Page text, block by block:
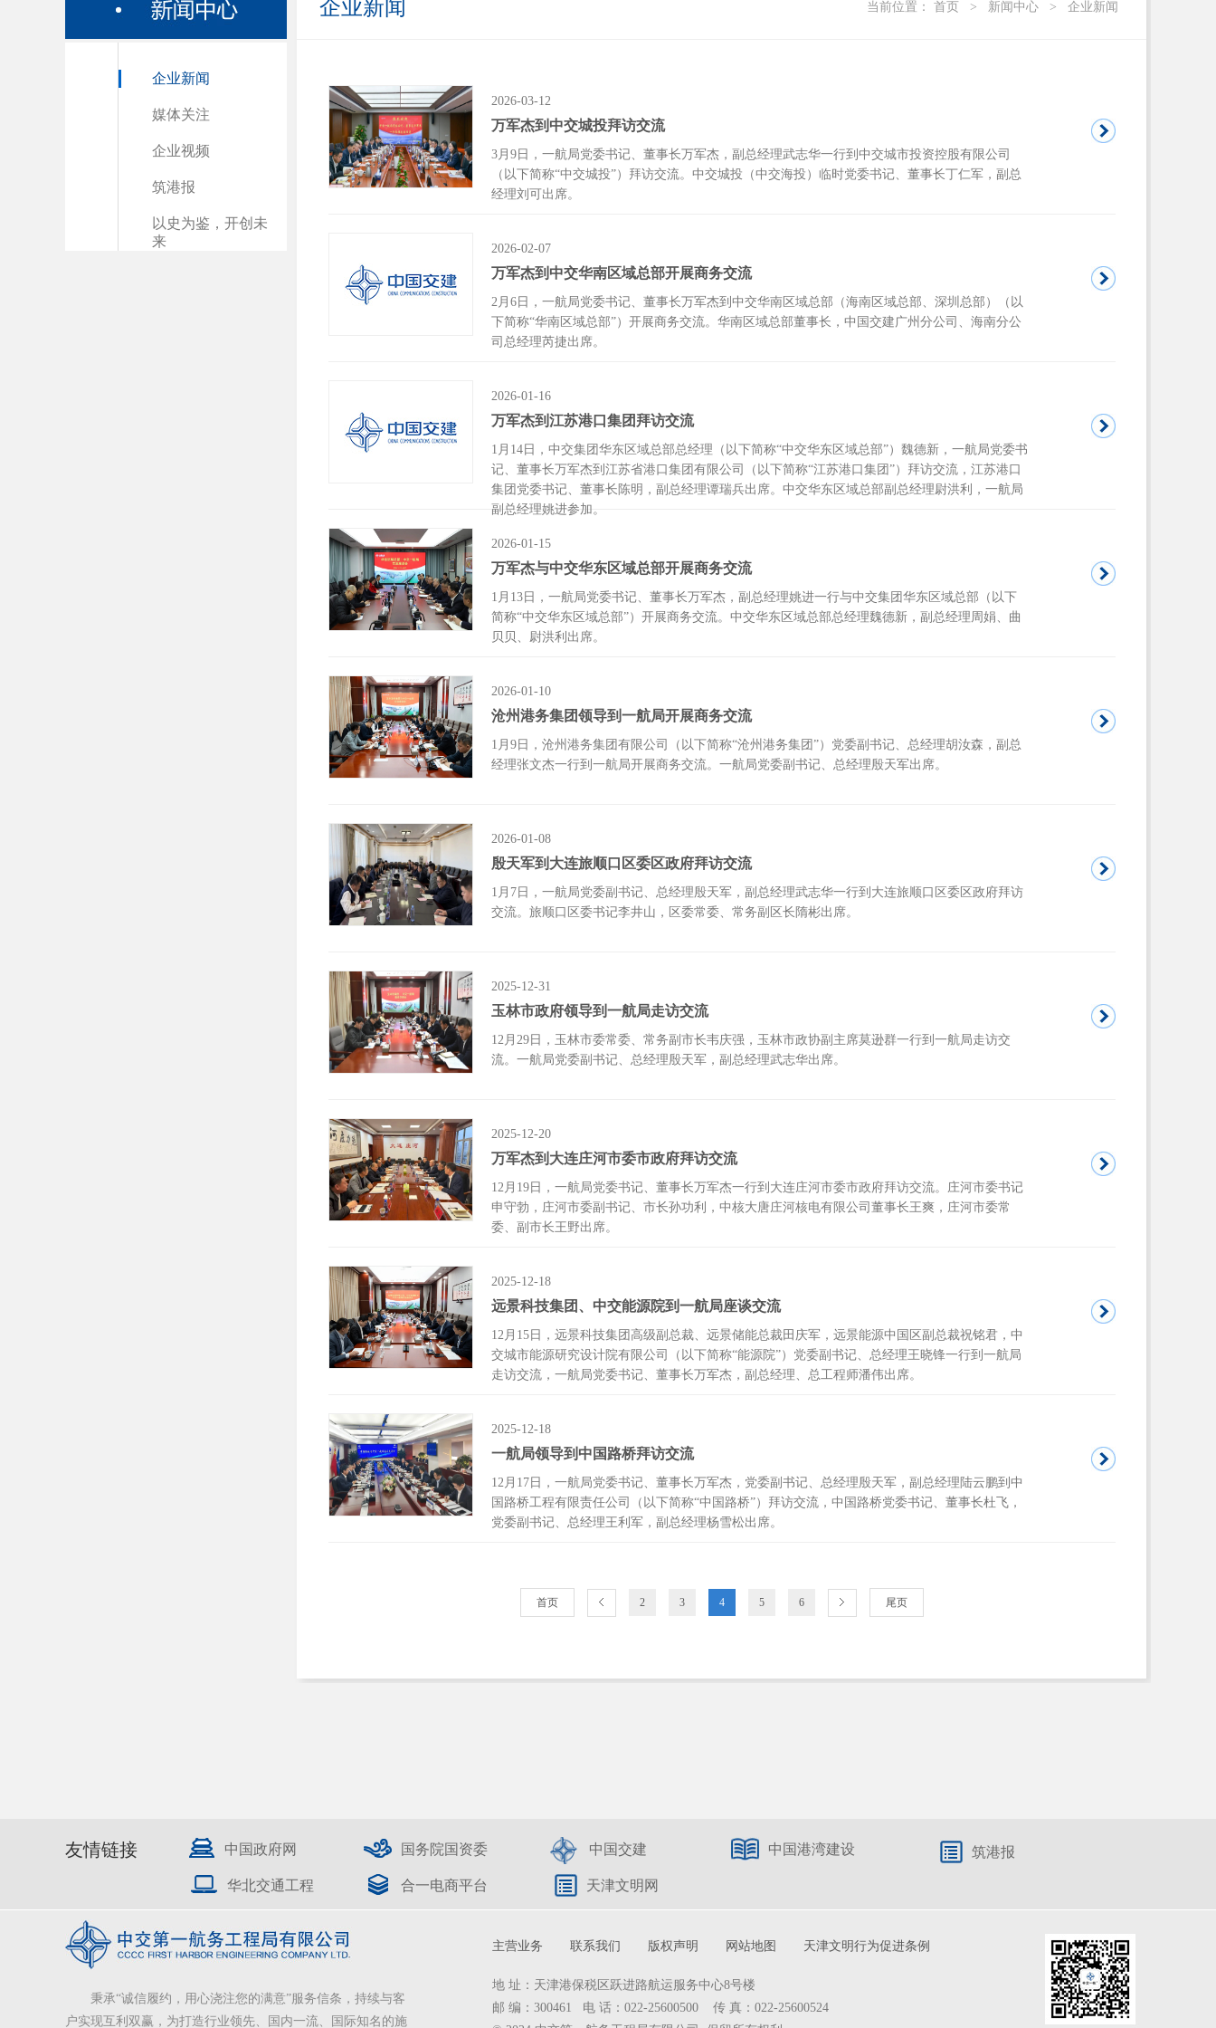
企业新闻
媒体关注
企业视频
筑港报
以史为鉴，开创未
来
企业新闻 当前位置： 首页 > 新闻中心 > 企业新闻
2026-03-12
万军杰到中交城投拜访交流
3月9日，一航局党委书记、董事长万军杰，副总经理武志华一行到中交城市投资控股有限公司
（以下简称“中交城投”）拜访交流。中交城投（中交海投）临时党委书记、董事长丁仁军，副总
经理刘可出席。
2026-02-07
万军杰到中交华南区域总部开展商务交流
2月6日，一航局党委书记、董事长万军杰到中交华南区域总部（海南区域总部、深圳总部）（以
下简称“华南区域总部”）开展商务交流。华南区域总部董事长，中国交建广州分公司、海南分公
司总经理芮捷出席。
2026-01-16
万军杰到江苏港口集团拜访交流
1月14日，中交集团华东区域总部总经理（以下简称“中交华东区域总部”）魏德新，一航局党委书
记、董事长万军杰到江苏省港口集团有限公司（以下简称“江苏港口集团”）拜访交流，江苏港口
集团党委书记、董事长陈明，副总经理谭瑞兵出席。中交华东区域总部副总经理尉洪利，一航局
副总经理姚进参加。
2026-01-15
万军杰与中交华东区域总部开展商务交流
1月13日，一航局党委书记、董事长万军杰，副总经理姚进一行与中交集团华东区域总部（以下
简称“中交华东区域总部”）开展商务交流。中交华东区域总部总经理魏德新，副总经理周娟、曲
贝贝、尉洪利出席。
2026-01-10
沧州港务集团领导到一航局开展商务交流
1月9日，沧州港务集团有限公司（以下简称“沧州港务集团”）党委副书记、总经理胡汝森，副总
经理张文杰一行到一航局开展商务交流。一航局党委副书记、总经理殷天军出席。
2026-01-08
殷天军到大连旅顺口区委区政府拜访交流
1月7日，一航局党委副书记、总经理殷天军，副总经理武志华一行到大连旅顺口区委区政府拜访
交流。旅顺口区委书记李井山，区委常委、常务副区长隋彬出席。
2025-12-31
玉林市政府领导到一航局走访交流
12月29日，玉林市委常委、常务副市长韦庆强，玉林市政协副主席莫逊群一行到一航局走访交
流。一航局党委副书记、总经理殷天军，副总经理武志华出席。
2025-12-20
万军杰到大连庄河市委市政府拜访交流
12月19日，一航局党委书记、董事长万军杰一行到大连庄河市委市政府拜访交流。庄河市委书记
申守勃，庄河市委副书记、市长孙功利，中核大唐庄河核电有限公司董事长王爽，庄河市委常
委、副市长王野出席。
2025-12-18
远景科技集团、中交能源院到一航局座谈交流
12月15日，远景科技集团高级副总裁、远景储能总裁田庆军，远景能源中国区副总裁祝铭君，中
交城市能源研究设计院有限公司（以下简称“能源院”）党委副书记、总经理王晓锋一行到一航局
走访交流，一航局党委书记、董事长万军杰，副总经理、总工程师潘伟出席。
2025-12-18
一航局领导到中国路桥拜访交流
12月17日，一航局党委书记、董事长万军杰，党委副书记、总经理殷天军，副总经理陆云鹏到中
国路桥工程有限责任公司（以下简称“中国路桥”）拜访交流，中国路桥党委书记、董事长杜飞，
党委副书记、总经理王利军，副总经理杨雪松出席。
首页 2 3 4 5 6 尾页
友情链接 中国政府网 国务院国资委 中国交建 中国港湾建设 筑港报
华北交通工程 合一电商平台 天津文明网
秉承“诚信履约，用心浇注您的满意”服务信条，持续与客
户实现互利双赢，为打造行业领先、国内一流、国际知名的施
主营业务 联系我们 版权声明 网站地图 天津文明行为促进条例
地 址：天津港保税区跃进路航运服务中心8号楼
邮 编：300461 电 话：022-25600500 传 真：022-25600524